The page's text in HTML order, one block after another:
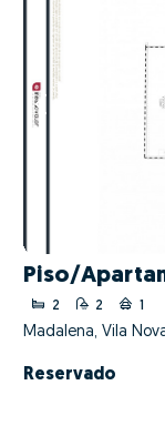
Piso/
2 2 1
Madalena, Vila
Reservado